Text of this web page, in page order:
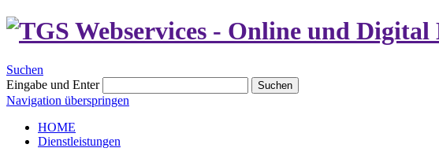
Suchen
Eingabe und Enter
Suchen
Navigation überspringen
HOME
Dienstleistungen